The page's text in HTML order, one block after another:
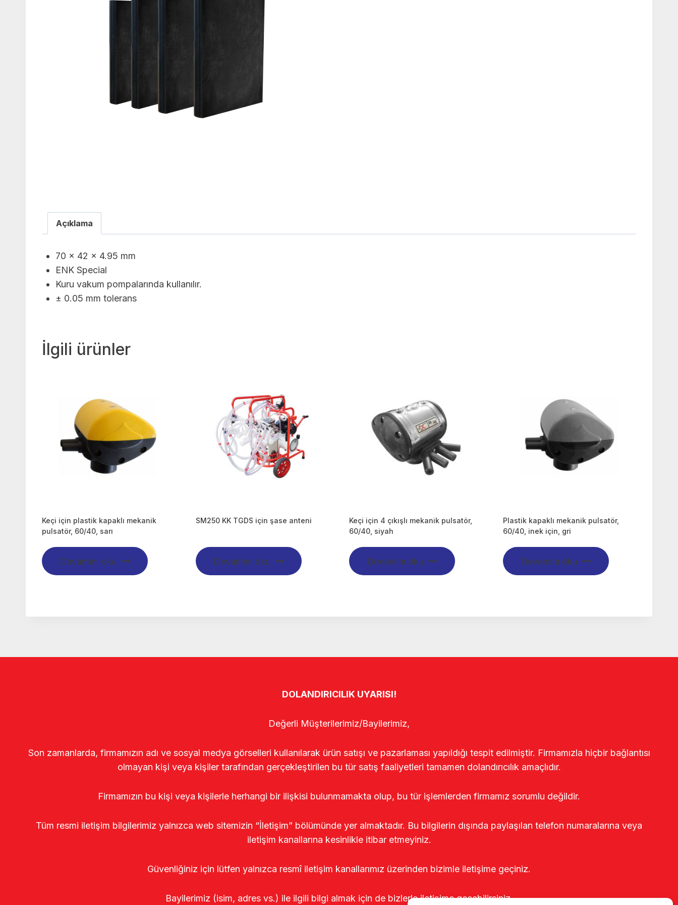
Açıklama
70 x 42 x 4.95 mm
ENK Special
Kuru vakum pompalarında kullanılır.
± 0.05 mm tolerans
İlgili ürünler
Keçi için plastik kapaklı mekanik
pulsatör, 60/40, sarı
Devamını oku
SM250 KK TGDS için şase anteni
Devamını oku
Keçi için 4 çıkışlı mekanik pulsatör,
60/40, siyah
Devamını oku
Plastik kapaklı mekanik pulsatör,
60/40, inek için, gri
Devamını oku
DOLANDIRICILIK UYARISI!
Değerli Müşterilerimiz/Bayilerimiz,
Son zamanlarda, firmamızın adı ve sosyal medya görselleri kullanılarak ürün satışı ve pazarlaması yapıldığı tespit edilmiştir. Firmamızla hiçbir bağlantısı
olmayan kişi veya kişiler tarafından gerçekleştirilen bu tür satış faaliyetleri tamamen dolandırıcılık amaçlıdır.
Firmamızın bu kişi veya kişilerle herhangi bir ilişkisi bulunmamakta olup, bu tür işlemlerden firmamız sorumlu değildir.
Tüm resmi iletişim bilgilerimiz yalnızca web sitemizin “İletişim” bölümünde yer almaktadır. Bu bilgilerin dışında paylaşılan telefon numaralarına veya
iletişim kanallarına kesinlikle itibar etmeyiniz.
Güvenliğiniz için lütfen yalnızca resmî iletişim kanallarımız üzerinden bizimle iletişime geçiniz.
Bayilerimiz (isim, adres vs.) ile ilgili bilgi almak için de bizlerle iletişime geçebilirsiniz.